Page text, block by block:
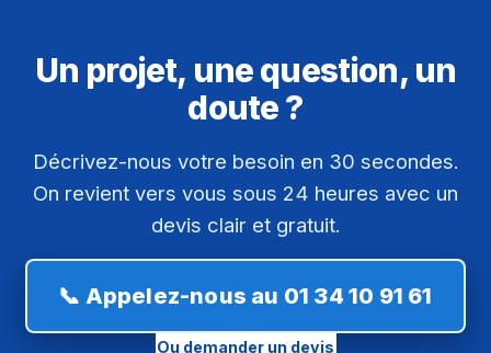
Un projet, une question, un
doute ?
Décrivez-nous votre besoin en 30 secondes.
On revient vers vous sous 24 heures avec un
devis clair et gratuit.
📞 Appelez-nous au 01 34 10 91 61
Ou demander un devis